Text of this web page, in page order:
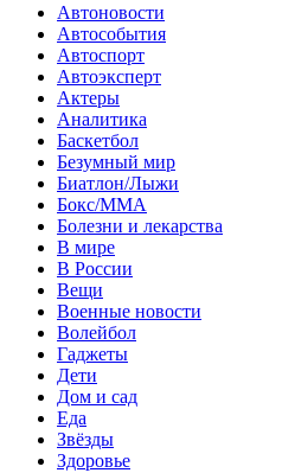
Автоновости
Автособытия
Автоспорт
Автоэксперт
Актеры
Аналитика
Баскетбол
Безумный мир
Биатлон/Лыжи
Бокс/MMA
Болезни и лекарства
В мире
В России
Вещи
Военные новости
Волейбол
Гаджеты
Дети
Дом и сад
Еда
Звёзды
Здоровье